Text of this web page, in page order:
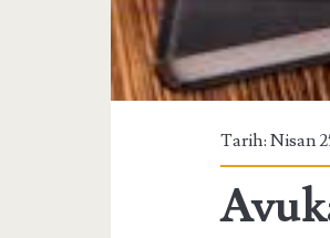
Tarih: Nisan